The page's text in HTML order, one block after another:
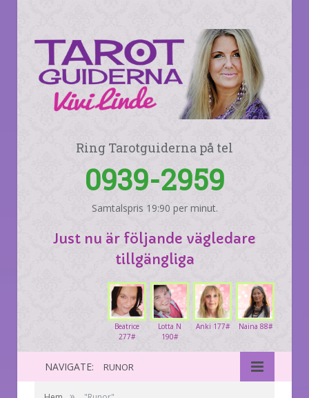
Ring Tarotguiderna på tel
0939-2959
Samtalspris 19:90 per minut.
Just nu är följande vägledare
tillgängliga
Naina 88#
Anki 177#
Lotta N
190#
Beatrice
277#
NAVIGATE: RUNOR